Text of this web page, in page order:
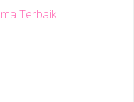
Terbaik